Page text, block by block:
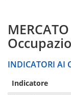
INDICATORI AI
Indicatore